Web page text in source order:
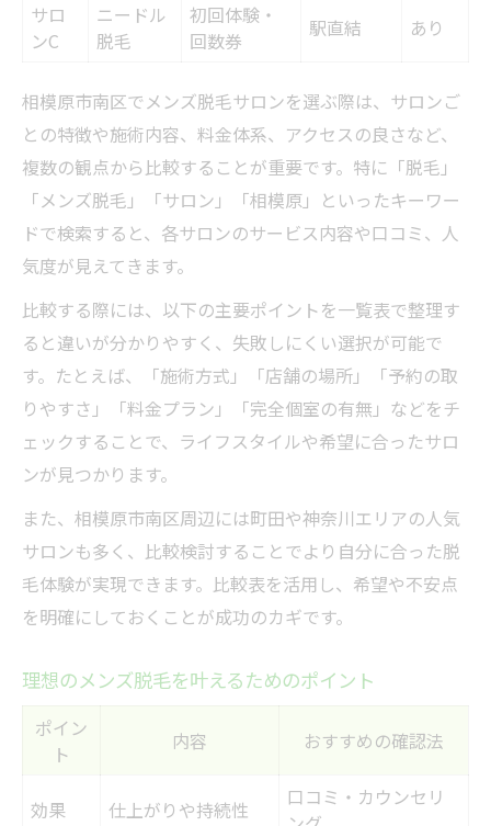
駅近メンズ脱毛サロンのメリットとは
町田周辺で人気のメンズ脱毛の魅力
医療脱毛とサロン脱毛の違いと賢い選び方
医療脱毛とサロン脱毛の違い徹底比較表
自分に合う脱毛方法の選び方ガイド
効果や痛みを比較したメンズ脱毛の特徴
コストと安全性を考慮した脱毛選択術
脱毛方法ごとのメリット・デメリット
コスト重視派に最適なメンズ脱毛の見極め方
メンズ脱毛の料金プラン比較早見表
コストパフォーマンスが高い脱毛の選び方
追加費用を避けるための確認ポイント
都度払いと回数パックの違い解説
キャンペーン活用でお得に脱毛を始める
サロ
ンC
ニードル
脱毛
初回体験・
回数券
駅直結 あり
相模原市南区でメンズ脱毛サロンを選ぶ際は、サロンご
との特徴や施術内容、料金体系、アクセスの良さなど、
複数の観点から比較することが重要です。特に「脱毛」
「メンズ脱毛」「サロン」「相模原」といったキーワー
ドで検索すると、各サロンのサービス内容や口コミ、人
気度が見えてきます。
比較する際には、以下の主要ポイントを一覧表で整理す
ると違いが分かりやすく、失敗しにくい選択が可能で
す。たとえば、「施術方式」「店舗の場所」「予約の取
りやすさ」「料金プラン」「完全個室の有無」などをチ
ェックすることで、ライフスタイルや希望に合ったサロ
ンが見つかります。
また、相模原市南区周辺には町田や神奈川エリアの人気
サロンも多く、比較検討することでより自分に合った脱
毛体験が実現できます。比較表を活用し、希望や不安点
を明確にしておくことが成功のカギです。
理想のメンズ脱毛を叶えるためのポイント
ポイン
ト
内容 おすすめの確認法
効果 仕上がりや持続性
口コミ・カウンセリ